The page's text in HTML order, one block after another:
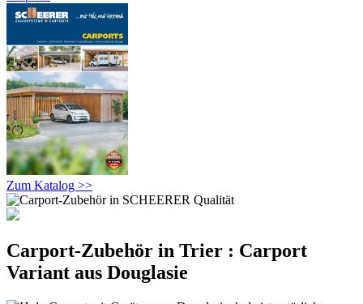
Zum Katalog >>
Carport-Zubehör in Trier : Carport
Variant aus Douglasie